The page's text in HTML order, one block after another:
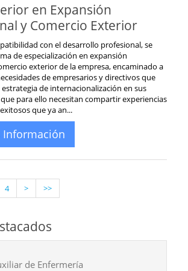
en Expansión
y Comercio Exterior
con el desarrollo profesional, se
de especialización en expansión
exterior de la empresa, encaminado a
de empresarios y directivos que
de internacionalización en sus
para ello necesitan compartir experiencias
que ya an...
Información
4 > >>
de Enfermería